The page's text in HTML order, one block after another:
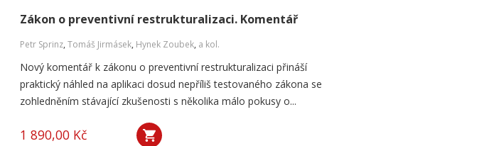
Zákon o preventivní restrukturalizaci. Komentář
Petr Sprinz, Tomáš Jirmásek, Hynek Zoubek, a kol.
Nový komentář k zákonu o preventivní restrukturalizaci přináší
praktický náhled na aplikaci dosud nepříliš testovaného zákona se
zohledněním stávající zkušenosti s několika málo pokusy o...
1 890,00 Kč